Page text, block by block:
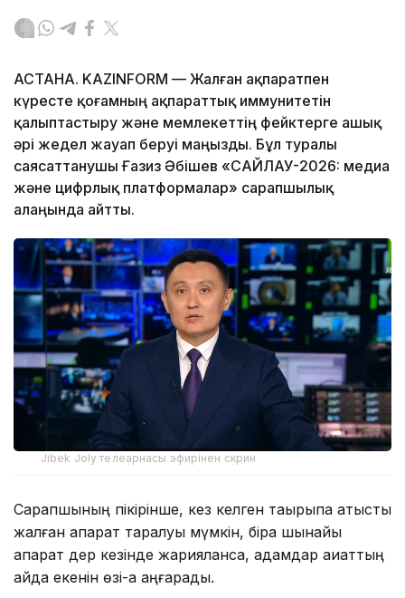
АСТАНА. KAZINFORM — Жалған ақпаратпен
күресте қоғамның ақпараттық иммунитетін
қалыптастыру және мемлекеттің фейктерге ашық
әрі жедел жауап беруі маңызды. Бұл туралы
саясаттанушы Ғазиз Әбішев «САЙЛАУ-2026: медиа
және цифрлық платформалар» сарапшылық
алаңында айтты.
Jibek Joly телеарнасы эфирінен скрин
Сарапшының пікірінше, кез келген тақырыпқа қатысты
жалған ақпарат таралуы мүмкін, бірақ шынайы
ақпарат дер кезінде жарияланса, адамдар ақиқаттың
қайда екенін өзі-ақ аңғарады.